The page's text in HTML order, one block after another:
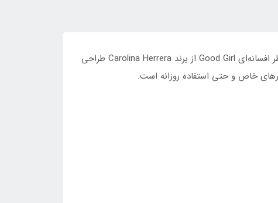
ادکلن گودگرل ۳۰ میل جکوینز | GOODNESS یکی از نسخه‌های محبوب و مینیاتوری برند Jackwins است که با الهام از عطر افسانه‌ای Good Girl از برند Carolina Herrera طراحی
خاص و حتی استفاده روزانه است.